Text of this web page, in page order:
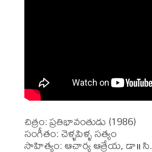
చిత్రం: ప్రతిభావంతుడు (1986)
సంగీతం: చెళ్ళపిళ్ళ సత్యం
సాహిత్యం: ఆచార్య ఆత్రేయ, డా॥ సి.